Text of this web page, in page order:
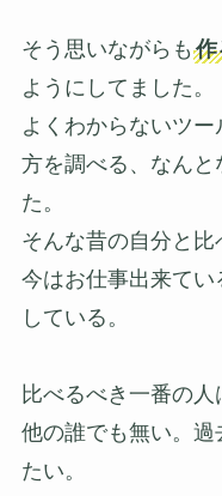
そう思いながらも 作
ようにしてました。
よくわからないツ
方を調べる、なんと
た。
そんな昔の自分と比
今はお仕事出来て
している。
比べるべき一番の人
他の誰でも無い。過
たい。